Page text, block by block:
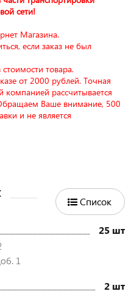
сети!
Магазина.
если заказ не был
товара.
от 2000 рублей. Точная
компанией рассчитывается
Ваше внимание, 500
и не является
Список
25 шт
1
2 шт